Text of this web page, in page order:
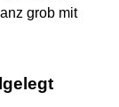
grob mit